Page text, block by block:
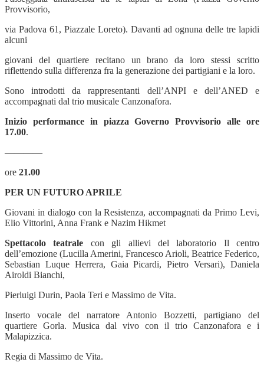
Provvisorio,
via Padova 61, Piazzale Loreto). Davanti ad ognuna delle tre lapidi
alcuni
giovani del quartiere recitano un brano da loro stessi scritto
riflettendo sulla differenza fra la generazione dei partigiani e la loro.
Sono introdotti da rappresentanti dell’ANPI e dell’ANED e
accompagnati dal trio musicale Canzonafora.
Inizio performance in piazza Governo Provvisorio alle ore
17.00.
————
ore 21.00
PER UN FUTURO APRILE
Giovani in dialogo con la Resistenza, accompagnati da Primo Levi,
Elio Vittorini, Anna Frank e Nazim Hikmet
Spettacolo teatrale con gli allievi del laboratorio Il centro
dell’emozione (Lucilla Amerini, Francesco Arioli, Beatrice Federico,
Sebastian Luque Herrera, Gaia Picardi, Pietro Versari), Daniela
Airoldi Bianchi,
Pierluigi Durin, Paola Teri e Massimo de Vita.
Inserto vocale del narratore Antonio Bozzetti, partigiano del
quartiere Gorla. Musica dal vivo con il trio Canzonafora e i
Malapizzica.
Regia di Massimo de Vita.